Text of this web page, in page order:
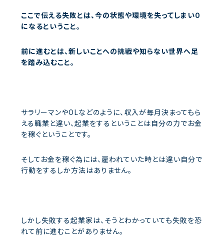
ここで伝える失敗とは、今の状態や環境を失ってしまい０
になるということ。
前に進むとは、新しいことへの挑戦や知らない世界へ足
を踏み込むこと。
サラリーマンやOLなどのように、収入が毎月決まってもら
える職業と違い、起業をするということは自分の力でお金
を稼ぐということです。
そしてお金を稼ぐ為には、雇われていた時とは違い自分で
行動をするしか方法はありません。
しかし失敗する起業家は、そうとわかっていても失敗を恐
れて前に進むことがありません。